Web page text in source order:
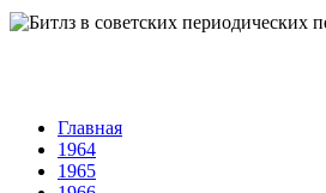
Главная
1964
1965